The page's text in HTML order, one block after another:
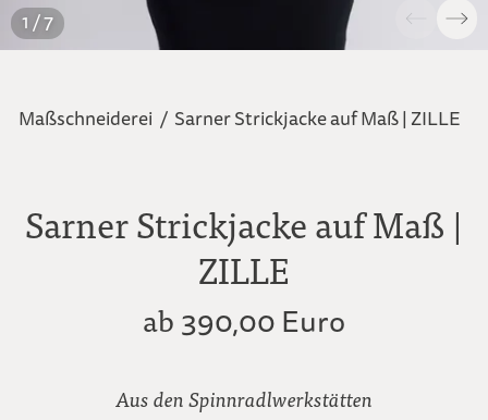
1 / 7
Maßschneiderei / Sarner Strickjacke auf Maß | ZILLE
Sarner Strickjacke auf Maß |
ZILLE
ab 390,00 Euro
Aus den Spinnradlwerkstätten